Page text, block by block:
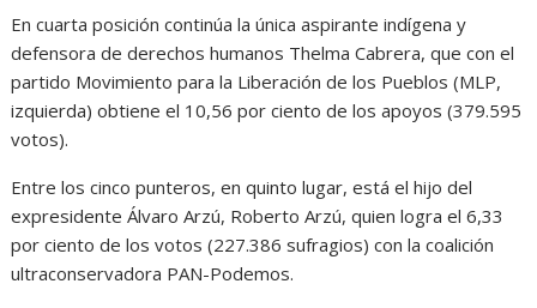
En cuarta posición continúa la única aspirante indígena y
defensora de derechos humanos Thelma Cabrera, que con el
partido Movimiento para la Liberación de los Pueblos (MLP,
izquierda) obtiene el 10,56 por ciento de los apoyos (379.595
votos).
Entre los cinco punteros, en quinto lugar, está el hijo del
expresidente Álvaro Arzú, Roberto Arzú, quien logra el 6,33
por ciento de los votos (227.386 sufragios) con la coalición
ultraconservadora PAN-Podemos.